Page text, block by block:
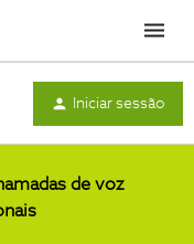
Menu
Iniciar sessão
de voz